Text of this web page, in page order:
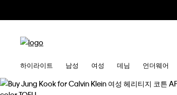
하이라이트 남성 여성 데님 언더웨어